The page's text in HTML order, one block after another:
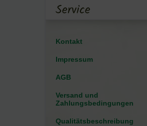
Service
Kontakt
Impressum
AGB
Versand und
Zahlungsbedingungen
Qualitätsbeschreibung